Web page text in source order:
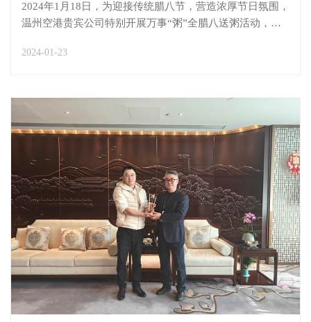
2024年1月18日，为迎接传统腊八节，营造浓厚节日氛围，
温州空港贵宾公司特别开展万事“粥”全腊八送粥活动，为
子、桂圆等食材，经数小时烹煮，熬煮出香滑浓郁的腊八
2024-01-23